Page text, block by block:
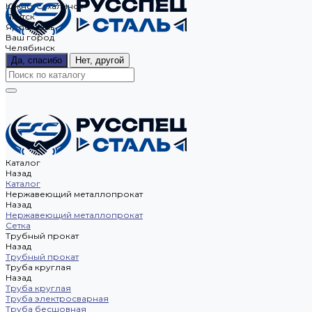
Южно-Сахалинск
Якутск
Ярославль
Ваш город
Челябинск
Да, спасибо
Нет, другой
Каталог
Назад
Каталог
Нержавеющий металлопрокат
Назад
Нержавеющий металлопрокат
Сетка
Трубный прокат
Назад
Трубный прокат
Труба круглая
Назад
Труба круглая
Труба электросварная
Труба бесшовная